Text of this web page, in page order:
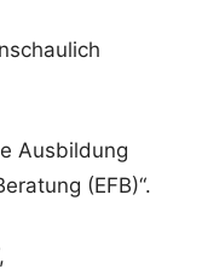
Ausbildung
(EFB)“.